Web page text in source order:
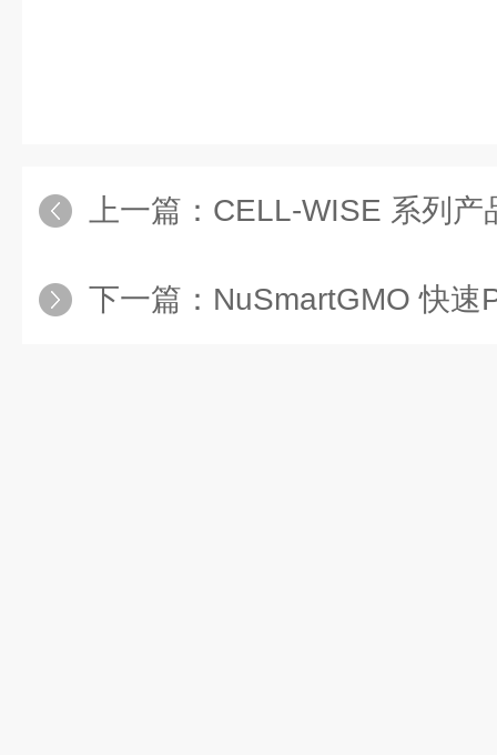
上一篇： CELL-WISE 系列产品介绍
下一篇： NuSmartGMO 快速PCR试剂